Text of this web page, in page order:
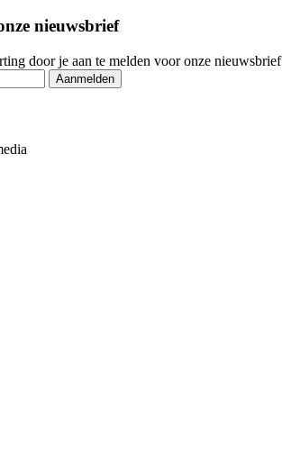
nieuwsbrief
door je aan te melden voor onze nieuwsbrief
Aanmelden